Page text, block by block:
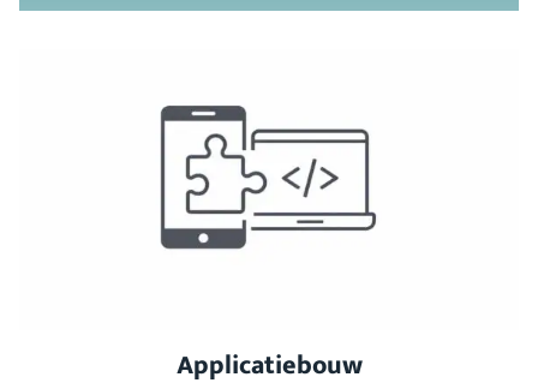
Applicatiebouw